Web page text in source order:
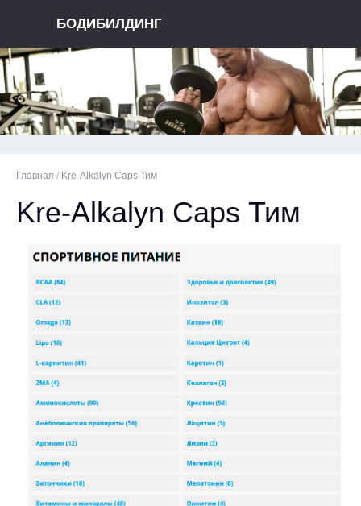
БОДИБИЛДИНГ
Главная / Kre-Alkalyn Caps Тим
Kre-Alkalyn Caps Тим